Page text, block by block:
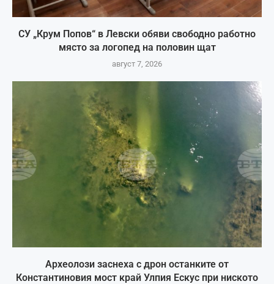
СУ „Крум Попов“ в Левски обяви свободно работно
място за логопед на половин щат
август 7, 2026
Археолози заснеха с дрон останките от
Константиновия мост край Улпия Ескус при ниското